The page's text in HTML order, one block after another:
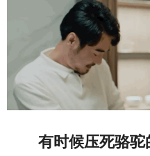
有时候压死骆